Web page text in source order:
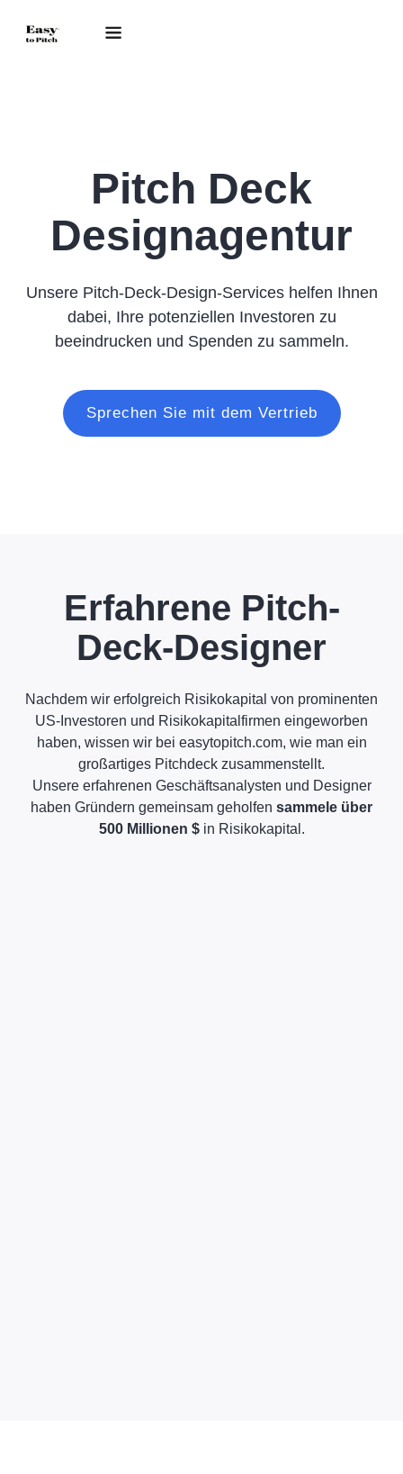
Pitch Deck
Designagentur
Unsere Pitch-Deck-Design-Services helfen Ihnen
dabei, Ihre potenziellen Investoren zu
beeindrucken und Spenden zu sammeln.
Sprechen Sie mit dem Vertrieb
Erfahrene Pitch-
Deck-Designer
Nachdem wir erfolgreich Risikokapital von prominenten
US-Investoren und Risikokapitalfirmen eingeworben
haben, wissen wir bei easytopitch.com, wie man ein
großartiges Pitchdeck zusammenstellt.
Unsere erfahrenen Geschäftsanalysten und Designer
haben Gründern gemeinsam geholfen sammele über
500 Millionen $in Risikokapital.